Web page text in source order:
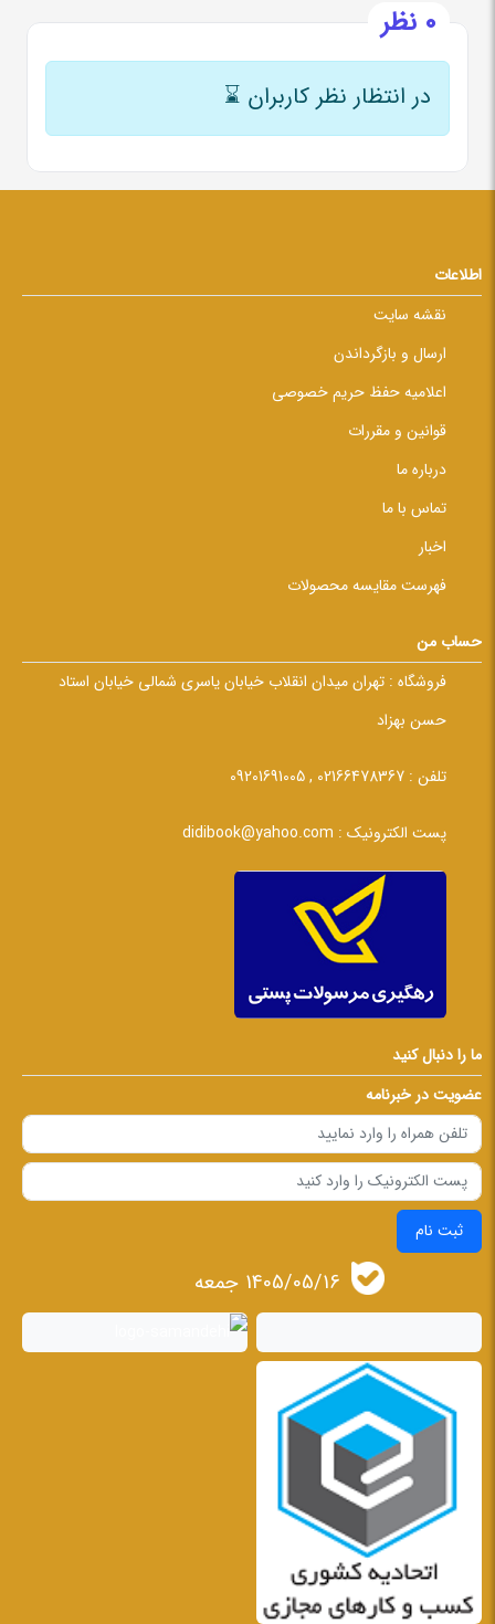
0 نظر
در انتظار نظر کاربران ⌛
اطلاعات
نقشه سایت
ارسال و بازگرداندن
اعلامیه حفظ حریم خصوصی
قوانین و مقررات
درباره ما
تماس با ما
اخبار
فهرست مقایسه محصولات
حساب من
فروشگاه : تهران میدان انقلاب خیابان یاسری شمالی خیابان استاد
حسن بهزاد
تلفن : 02166478367 , 09201691005
پست الکترونیک : didibook@yahoo.com
ما را دنبال کنید
عضویت در خبرنامه
ثبت نام
1405/05/16 جمعه